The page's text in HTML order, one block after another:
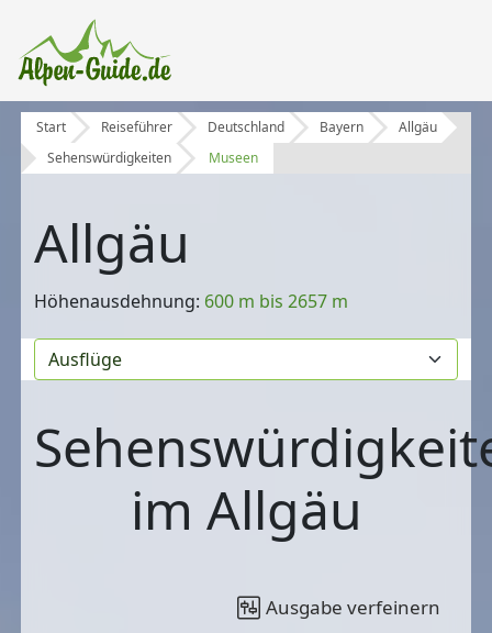
Start Reiseführer Deutschland Bayern
Allgäu
Sehenswürdigkeiten
Museen
Allgäu
Höhenausdehnung: 600 m bis 2657 m
im Allgäu
Ausgabe verfeinern